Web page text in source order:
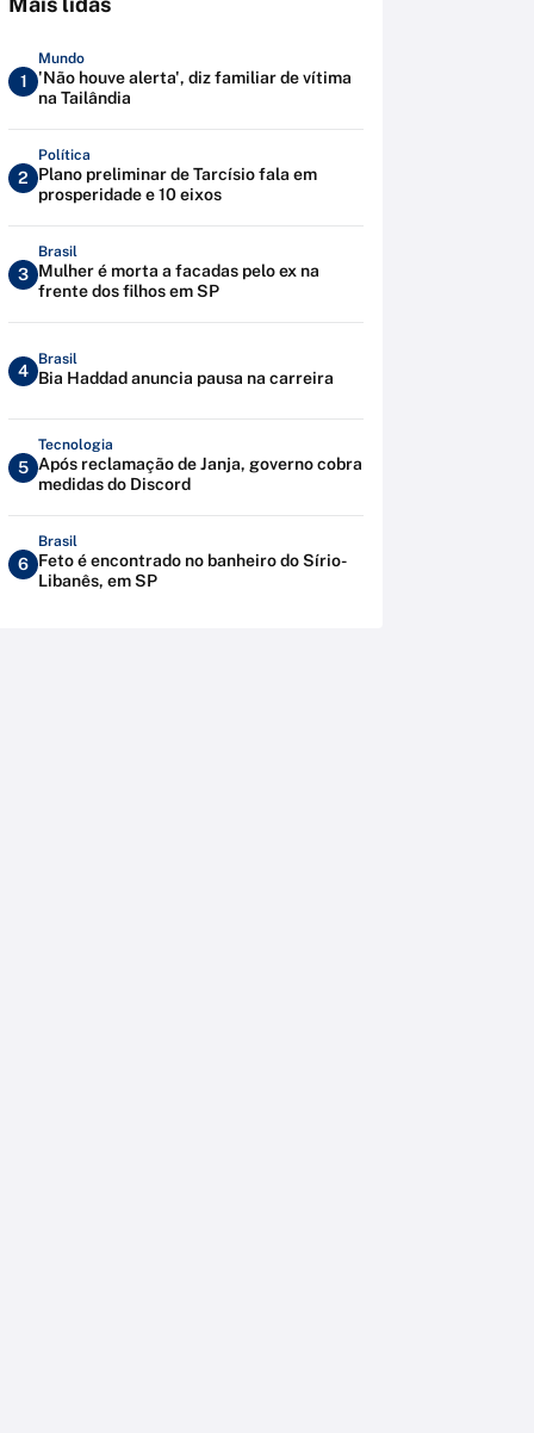
1
Mundo
'Não houve alerta', diz familiar de vítima
na Tailândia
2
Política
Plano preliminar de Tarcísio fala em
prosperidade e 10 eixos
3
Brasil
Mulher é morta a facadas pelo ex na
frente dos filhos em SP
4
Brasil
Bia Haddad anuncia pausa na carreira
5
Tecnologia
Após reclamação de Janja, governo cobra
medidas do Discord
6
Brasil
Feto é encontrado no banheiro do Sírio-
Libanês, em SP